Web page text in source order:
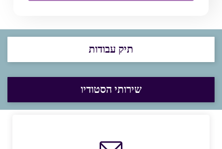
תיק עבודות
שירותי הסטודיו